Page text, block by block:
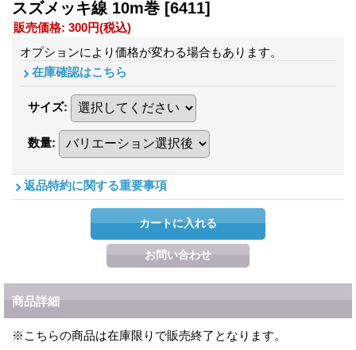
スズメッキ線 10m巻 [6411]
販売価格: 300円(税込)
オプションにより価格が変わる場合もあります。
在庫確認はこちら
サイズ:
数量:
返品特約に関する重要事項
商品詳細
※こちらの商品は在庫限りで販売終了となります。